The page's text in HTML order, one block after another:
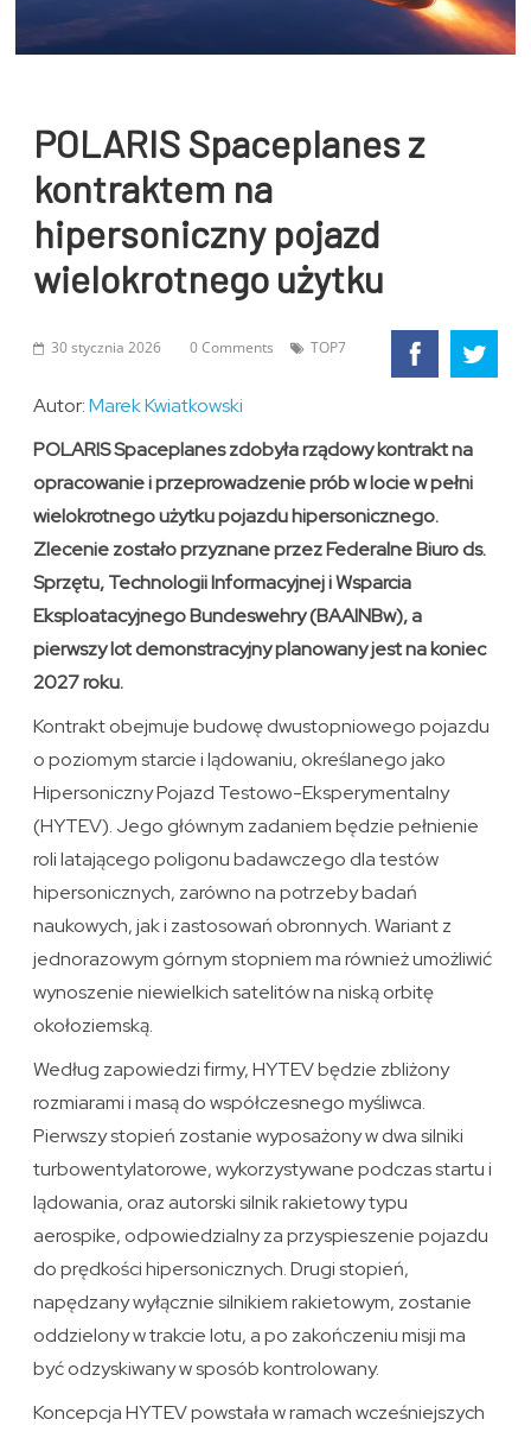
POLARIS Spaceplanes z
kontraktem na
hipersoniczny pojazd
wielokrotnego użytku
30 stycznia 2026 0 Comments TOP7
Autor:Marek Kwiatkowski
POLARIS Spaceplanes zdobyła rządowy kontrakt na
opracowanie i przeprowadzenie prób w locie w pełni
wielokrotnego użytku pojazdu hipersonicznego.
Zlecenie zostało przyznane przez Federalne Biuro ds.
Sprzętu, Technologii Informacyjnej i Wsparcia
Eksploatacyjnego Bundeswehry (BAAINBw), a
pierwszy lot demonstracyjny planowany jest na koniec
2027 roku.
Kontrakt obejmuje budowę dwustopniowego pojazdu
o poziomym starcie i lądowaniu, określanego jako
Hipersoniczny Pojazd Testowo-Eksperymentalny
(HYTEV). Jego głównym zadaniem będzie pełnienie
roli latającego poligonu badawczego dla testów
hipersonicznych, zarówno na potrzeby badań
naukowych, jak i zastosowań obronnych. Wariant z
jednorazowym górnym stopniem ma również umożliwić
wynoszenie niewielkich satelitów na niską orbitę
okołoziemską.
Według zapowiedzi firmy, HYTEV będzie zbliżony
rozmiarami i masą do współczesnego myśliwca.
Pierwszy stopień zostanie wyposażony w dwa silniki
turbowentylatorowe, wykorzystywane podczas startu i
lądowania, oraz autorski silnik rakietowy typu
aerospike, odpowiedzialny za przyspieszenie pojazdu
do prędkości hipersonicznych. Drugi stopień,
napędzany wyłącznie silnikiem rakietowym, zostanie
oddzielony w trakcie lotu, a po zakończeniu misji ma
być odzyskiwany w sposób kontrolowany.
Koncepcja HYTEV powstała w ramach wcześniejszych